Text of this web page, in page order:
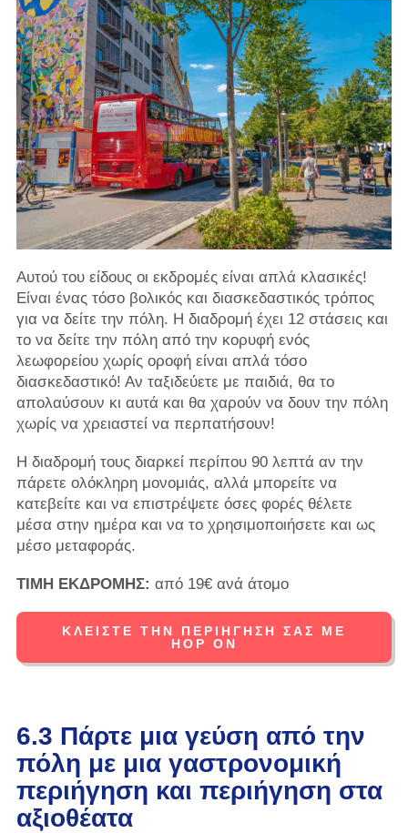
Αυτού του είδους οι εκδρομές είναι απλά κλασικές!
Είναι ένας τόσο βολικός και διασκεδαστικός τρόπος
για να δείτε την πόλη. Η διαδρομή έχει 12 στάσεις και
το να δείτε την πόλη από την κορυφή ενός
λεωφορείου χωρίς οροφή είναι απλά τόσο
διασκεδαστικό! Αν ταξιδεύετε με παιδιά, θα το
απολαύσουν κι αυτά και θα χαρούν να δουν την πόλη
χωρίς να χρειαστεί να περπατήσουν!
Η διαδρομή τους διαρκεί περίπου 90 λεπτά αν την
πάρετε ολόκληρη μονομιάς, αλλά μπορείτε να
κατεβείτε και να επιστρέψετε όσες φορές θέλετε
μέσα στην ημέρα και να το χρησιμοποιήσετε και ως
μέσο μεταφοράς.
ΤΙΜΗ ΕΚΔΡΟΜΗΣ: από 19€ ανά άτομο
ΚΛΕΊΣΤΕ ΤΗΝ ΠΕΡΙΉΓΗΣΉ ΣΑΣ ΜΕ
HOP ON
6.3 Πάρτε μια γεύση από την
πόλη με μια γαστρονομική
περιήγηση και περιήγηση στα
αξιοθέατα